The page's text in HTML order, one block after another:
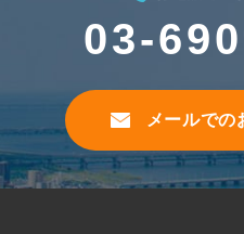
03-
メールでの